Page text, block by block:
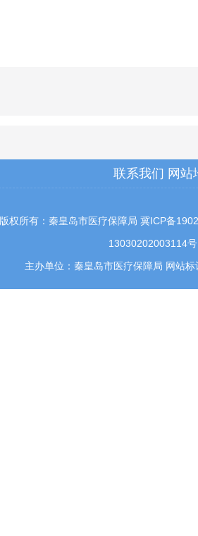
联系我们 网站
版权所有：秦皇岛市医疗保障局 冀ICP备
13030202003114号
主办单位：秦皇岛市医疗保障局 网站